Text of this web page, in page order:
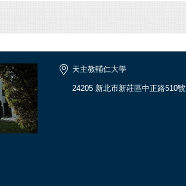
天主教輔仁大學
24205 新北市新莊區中正路510號